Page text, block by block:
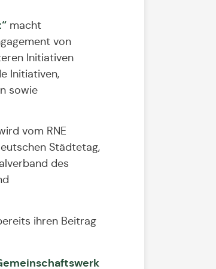
macht
von
Initiativen
Initiativen,
sowie
vom RNE
Städtetag,
des
ihren Beitrag